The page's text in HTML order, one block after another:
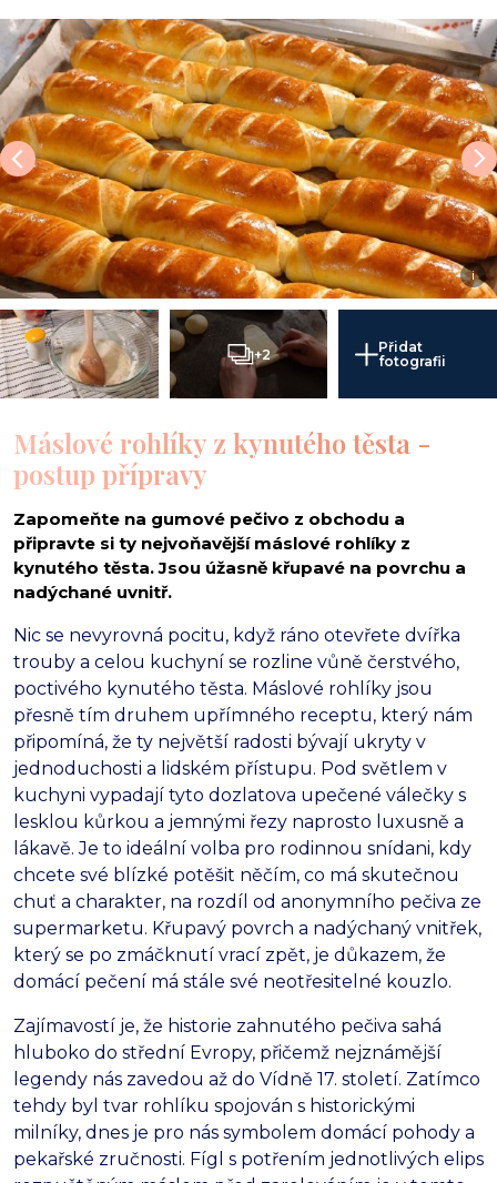
i
+2
Přidat
fotografii
Máslové rohlíky z kynutého těsta -
postup přípravy
Zapomeňte na gumové pečivo z obchodu a
připravte si ty nejvoňavější máslové rohlíky z
kynutého těsta. Jsou úžasně křupavé na povrchu a
nadýchané uvnitř.
Nic se nevyrovná pocitu, když ráno otevřete dvířka
trouby a celou kuchyní se rozline vůně čerstvého,
poctivého kynutého těsta. Máslové rohlíky jsou
přesně tím druhem upřímného receptu, který nám
připomíná, že ty největší radosti bývají ukryty v
jednoduchosti a lidském přístupu. Pod světlem v
kuchyni vypadají tyto dozlatova upečené válečky s
lesklou kůrkou a jemnými řezy naprosto luxusně a
lákavě. Je to ideální volba pro rodinnou snídani, kdy
chcete své blízké potěšit něčím, co má skutečnou
chuť a charakter, na rozdíl od anonymního pečiva ze
supermarketu. Křupavý povrch a nadýchaný vnitřek,
který se po zmáčknutí vrací zpět, je důkazem, že
domácí pečení má stále své neotřesitelné kouzlo.
Zajímavostí je, že historie zahnutého pečiva sahá
hluboko do střední Evropy, přičemž nejznámější
legendy nás zavedou až do Vídně 17. století. Zatímco
tehdy byl tvar rohlíku spojován s historickými
milníky, dnes je pro nás symbolem domácí pohody a
pekařské zručnosti. Fígl s potřením jednotlivých elips